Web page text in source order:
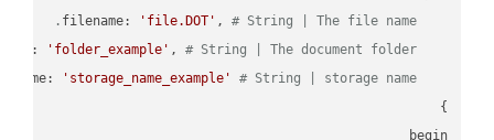
    filename:
'file.DOT' , # String | The file name.
    folder:
'folder_example' , # String | The document folder.
    storage_name:
'storage_name_example'
# String | storage name.